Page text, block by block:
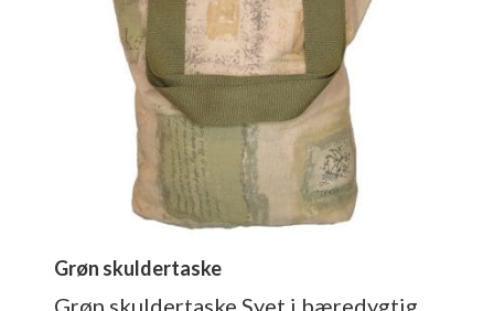
Grøn skuldertaske
Grøn skuldertaske Syet i bæredygtig